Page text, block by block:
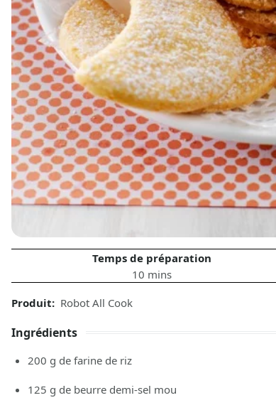
Temps de préparation
10 mins
Produit: Robot All Cook
Ingrédients
200 g de farine de riz
125 g de beurre demi-sel mou